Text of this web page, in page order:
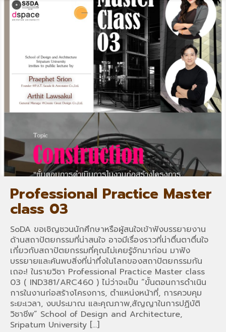
Professional Practice Master
class 03
SoDA ขอเชิญชวนนักศึกษาหรือผู้สนใจเข้าฟังบรรยายงาน
ด้านสถาปัตยกรรมที่น่าสนใจ อาจมีเรื่องราวที่น่าตื่นตาตื่นใจ
เกี่ยวกับสถาปัตยกรรมที่คุณไม่เคยรู้จักมาก่อน มาฟัง
บรรยายและค้นพบสิ่งที่น่าทึ่งในโลกของสถาปัตยกรรมกัน
เถอะ! ในรายวิชา Professional Practice Master class
03 ( IND381/ARC460 ) ไม่ว่าจะเป็น “ขั้นตอนการดำเนิน
การในงานก่อสร้างโครงการ, ตำแหน่งหน้าที่, การควบคุม
ระยะเวลา, งบประมาณ และคุณภาพ,สัญญาในการปฏิบัติ
วิชาชีพ” School of Design and Architecture,
Sripatum University […]